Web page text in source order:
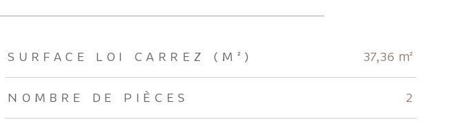
SURFACE LOI CARREZ (M²) 37,36 m²
NOMBRE DE PIÈCES 2